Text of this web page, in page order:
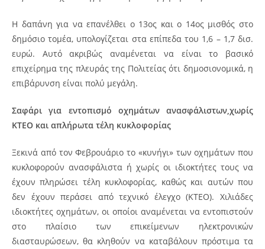
Η δαπάνη για να επανέλθει ο 13ος και ο 14ος μισθός στο
δημόσιο τομέα, υπολογίζεται στα επίπεδα του 1,6 – 1,7 δισ.
ευρώ. Αυτό ακριβώς αναμένεται να είναι το βασικό
επιχείρημα της πλευράς της Πολιτείας ότι δημοσιονομικά, η
επιβάρυνση είναι πολύ μεγάλη.
Σαφάρι για εντοπισμό οχημάτων ανασφάλιστων,χωρίς
ΚΤΕΟ και απλήρωτα τέλη κυκλοφορίας
Ξεκινά από τον Φεβρουάριο το «κυνήγι» των οχημάτων που
κυκλοφορούν ανασφάλιστα ή χωρίς οι ιδιοκτήτες τους να
έχουν πληρώσει τέλη κυκλοφορίας, καθώς και αυτών που
δεν έχουν περάσει από τεχνικό έλεγχο (ΚΤΕΟ). Χιλιάδες
ιδιοκτήτες οχημάτων, οι οποίοι αναμένεται να εντοπιστούν
στο πλαίσιο των επικείμενων ηλεκτρονικών
διασταυρώσεων, θα κληθούν να καταβάλουν πρόστιμα τα